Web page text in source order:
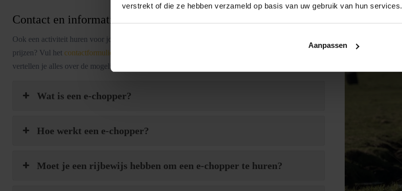
verstrekt of die ze hebben verzameld op basis van uw gebruik van hun services.
Aanpassen
Contact en informatie
Ook een activiteit huren voor jouw uitje? Of heb je nog vragen over onze activiteiten, service of
prijzen? Vul het contactformulier
vertellen je alles over de mogelijkheden en denken graag met je mee.
Wat is een e-chopper?
Hoe werkt een e-chopper?
Moet je een rijbewijs hebben om een e-chopper te huren?